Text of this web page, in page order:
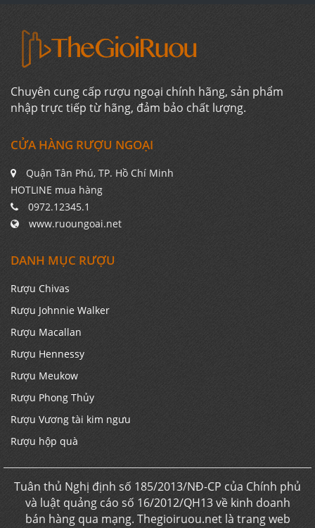
Chuyên cung cấp rượu ngoại chính hãng, sản phẩm
nhập trực tiếp từ hãng, đảm bảo chất lượng.
CỬA HÀNG RƯỢU NGOẠI
Quận Tân Phú, TP. Hồ Chí Minh
HOTLINE mua hàng
0972.12345.1
www.ruoungoai.net
DANH MỤC RƯỢU
Rượu Chivas
Rượu Johnnie Walker
Rượu Macallan
Rượu Hennessy
Rượu Meukow
Rượu Phong Thủy
Rượu Vương tài kim ngưu
Rượu hộp quà
Tuân thủ Nghị định số 185/2013/NĐ-CP của Chính phủ
và luật quảng cáo số 16/2012/QH13 về kinh doanh
bán hàng qua mạng. Thegioiruou.net là trang web